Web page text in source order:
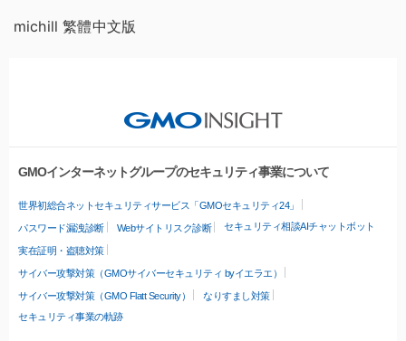
michill 繁體中文版
GMOインターネットグループのセキュリティ事業について
世界初総合ネットセキュリティサービス「GMOセキュリティ24」
パスワード漏洩診断 Webサイトリスク診断 セキュリティ相談AIチャットボット
実在証明・盗聴対策
サイバー攻撃対策（GMOサイバーセキュリティ byイエラエ）
サイバー攻撃対策（GMO Flatt Security）
なりすまし対策
セキュリティ事業の軌跡